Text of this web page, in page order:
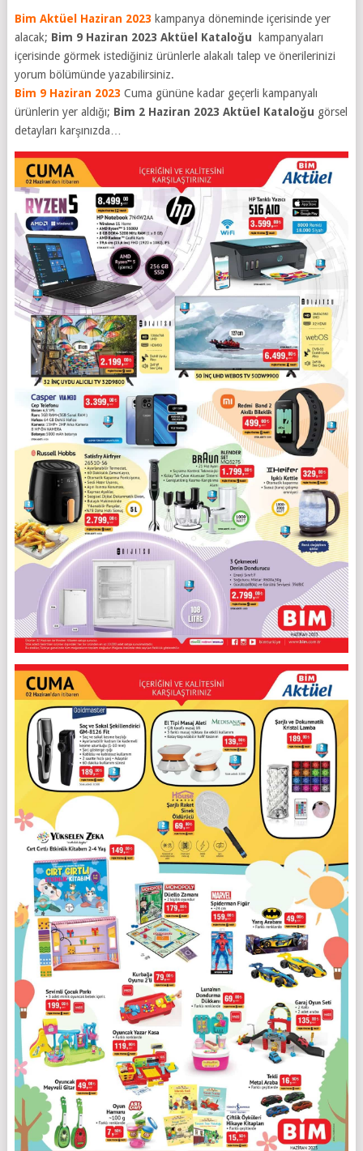
Bim Aktüel Haziran 2023 kampanya döneminde içerisinde yer
alacak; Bim 9 Haziran 2023 Aktüel Kataloğu kampanyaları
içerisinde görmek istediğiniz ürünlerle alakalı talep ve önerilerinizi
yorum bölümünde yazabilirsiniz.
Bim 9 Haziran 2023 Cuma gününe kadar geçerli kampanyalı
ürünlerin yer aldığı; Bim 2 Haziran 2023 Aktüel Kataloğu görsel
detayları karşınızda…